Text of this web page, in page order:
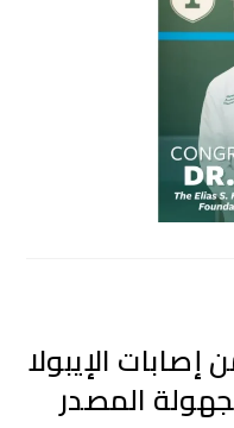
80% من إصابات الإيبولا
المصدر